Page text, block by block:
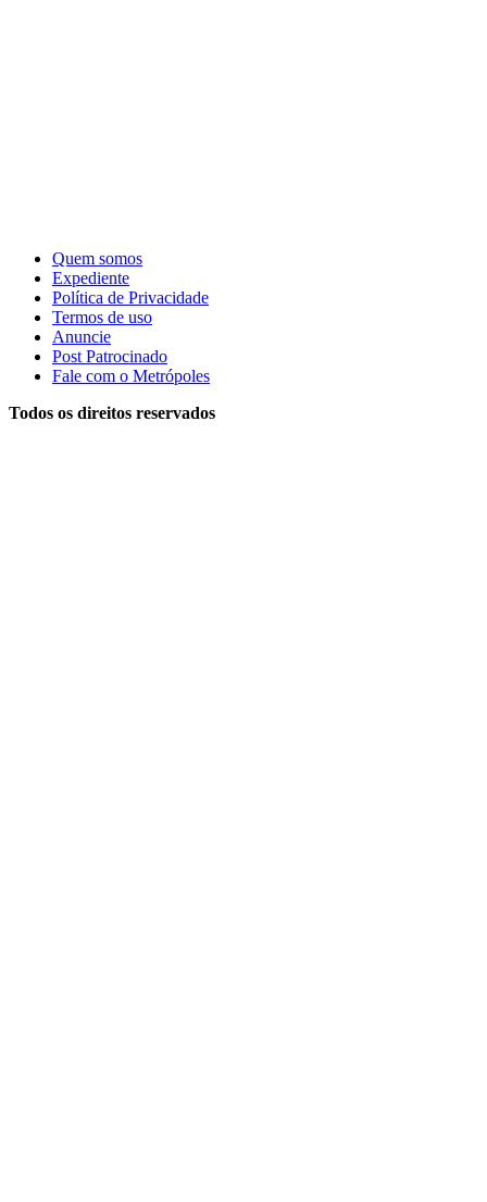
Quem somos
Expediente
Política de Privacidade
Termos de uso
Anuncie
Post Patrocinado
Fale com o Metrópoles
Todos os direitos reservados